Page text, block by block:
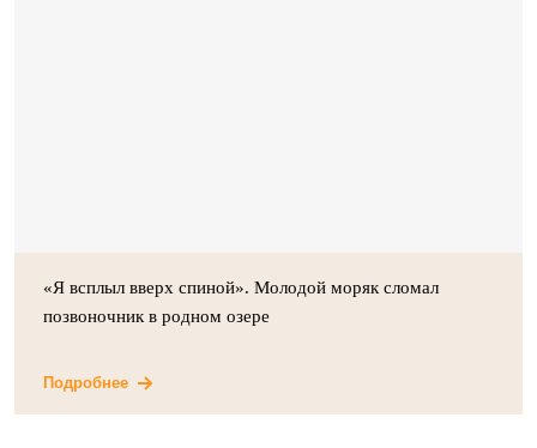
«Я всплыл вверх спиной». Молодой моряк сломал
позвоночник в родном озере
Подробнее